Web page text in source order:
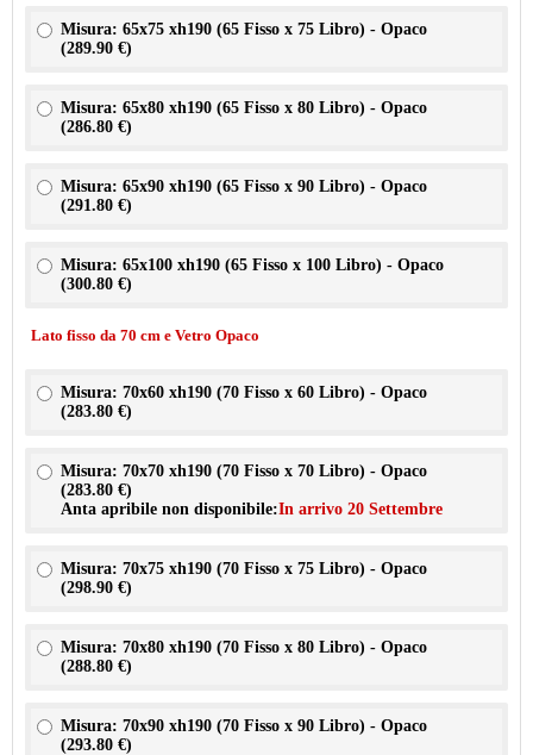
Misura: 65x75 xh190 (65 Fisso x 75 Libro) - Opaco
(289.90 €)
Misura: 65x80 xh190 (65 Fisso x 80 Libro) - Opaco
(286.80 €)
Misura: 65x90 xh190 (65 Fisso x 90 Libro) - Opaco
(291.80 €)
Misura: 65x100 xh190 (65 Fisso x 100 Libro) - Opaco
(300.80 €)
Lato fisso da 70 cm e Vetro Opaco
Misura: 70x60 xh190 (70 Fisso x 60 Libro) - Opaco
(283.80 €)
Misura: 70x70 xh190 (70 Fisso x 70 Libro) - Opaco
(283.80 €)
Anta apribile non disponibile:In arrivo 20 Settembre
Misura: 70x75 xh190 (70 Fisso x 75 Libro) - Opaco
(298.90 €)
Misura: 70x80 xh190 (70 Fisso x 80 Libro) - Opaco
(288.80 €)
Misura: 70x90 xh190 (70 Fisso x 90 Libro) - Opaco
(293.80 €)